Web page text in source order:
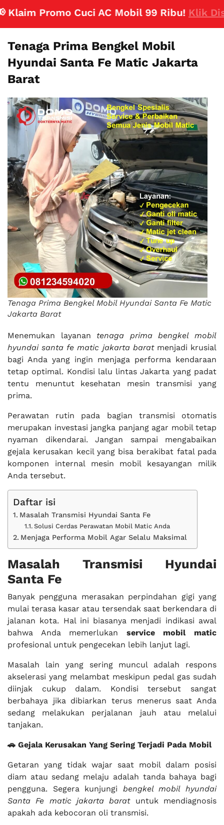
Promo Cuci AC Mobil 99 Ribu!Klik Disini
Tenaga Prima Bengkel Mobil
Hyundai Santa Fe Matic Jakarta
Barat
Tenaga Prima Bengkel Mobil Hyundai Santa Fe Matic
Jakarta Barat
Menemukan layanan tenaga prima bengkel mobil
hyundai santa fe matic jakarta baratmenjadi krusial
bagi Anda yang ingin menjaga performa kendaraan
tetap optimal. Kondisi lalu lintas Jakarta yang padat
tentu menuntut kesehatan mesin transmisi yang
prima.
Perawatan rutin pada bagian transmisi otomatis
merupakan investasi jangka panjang agar mobil tetap
nyaman dikendarai. Jangan sampai mengabaikan
gejala kerusakan kecil yang bisa berakibat fatal pada
komponen internal mesin mobil kesayangan milik
Anda tersebut.
Daftar isi
Masalah Transmisi Hyundai Santa Fe
Solusi Cerdas Perawatan Mobil Matic Anda
Menjaga Performa Mobil Agar Selalu Maksimal
Masalah Transmisi Hyundai
Santa Fe
Banyak pengguna merasakan perpindahan gigi yang
mulai terasa kasar atau tersendak saat berkendara di
jalanan kota. Hal ini biasanya menjadi indikasi awal
bahwa Anda memerlukan service mobil matic
profesional untuk pengecekan lebih lanjut lagi.
Masalah lain yang sering muncul adalah respons
akselerasi yang melambat meskipun pedal gas sudah
diinjak cukup dalam. Kondisi tersebut sangat
berbahaya jika dibiarkan terus menerus saat Anda
sedang melakukan perjalanan jauh atau melalui
tanjakan.
🚗 Gejala Kerusakan Yang Sering Terjadi Pada Mobil
Getaran yang tidak wajar saat mobil dalam posisi
diam atau sedang melaju adalah tanda bahaya bagi
pengguna. Segera kunjungi bengkel mobil hyundai
Santa Fe matic jakarta baratuntuk mendiagnosis
apakah ada kebocoran oli transmisi.